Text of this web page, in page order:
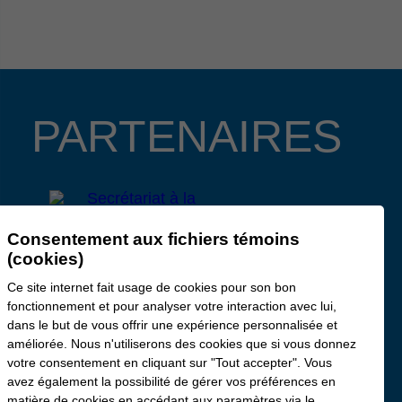
PARTENAIRES
Consentement aux fichiers témoins
(cookies)
Ce site internet fait usage de cookies pour son bon
fonctionnement et pour analyser votre interaction avec lui,
dans le but de vous offrir une expérience personnalisée et
améliorée. Nous n'utiliserons des cookies que si vous donnez
votre consentement en cliquant sur "Tout accepter". Vous
avez également la possibilité de gérer vos préférences en